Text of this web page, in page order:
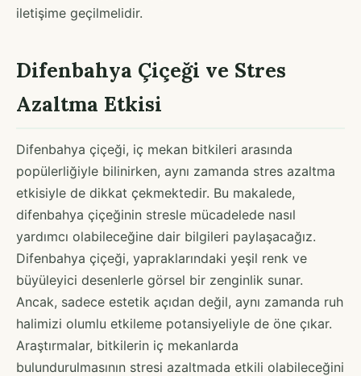
iletişime geçilmelidir.
Difenbahya Çiçeği ve Stres
Azaltma Etkisi
Difenbahya çiçeği, iç mekan bitkileri arasında
popülerliğiyle bilinirken, aynı zamanda stres azaltma
etkisiyle de dikkat çekmektedir. Bu makalede,
difenbahya çiçeğinin stresle mücadelede nasıl
yardımcı olabileceğine dair bilgileri paylaşacağız.
Difenbahya çiçeği, yapraklarındaki yeşil renk ve
büyüleyici desenlerle görsel bir zenginlik sunar.
Ancak, sadece estetik açıdan değil, aynı zamanda ruh
halimizi olumlu etkileme potansiyeliyle de öne çıkar.
Araştırmalar, bitkilerin iç mekanlarda
bulundurulmasının stresi azaltmada etkili olabileceğini